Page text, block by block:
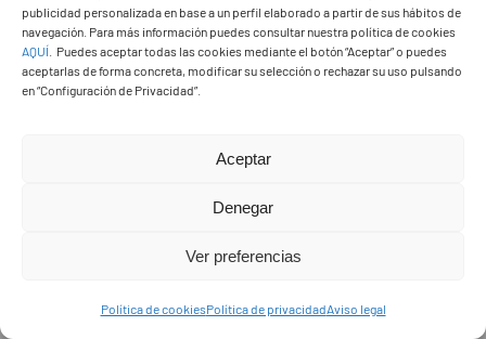
publicidad personalizada en base a un perfil elaborado a partir de sus hábitos de
navegación. Para más información puedes consultar nuestra política de cookies
AQUÍ
Puedes aceptar todas las cookies mediante el botón “Aceptar” o puedes
aceptarlas de forma concreta, modificar su selección o rechazar su uso pulsando
en “Configuración de Privacidad”.
Aceptar
Denegar
Ver preferencias
Política de cookiesPolítica de privacidadAviso legal